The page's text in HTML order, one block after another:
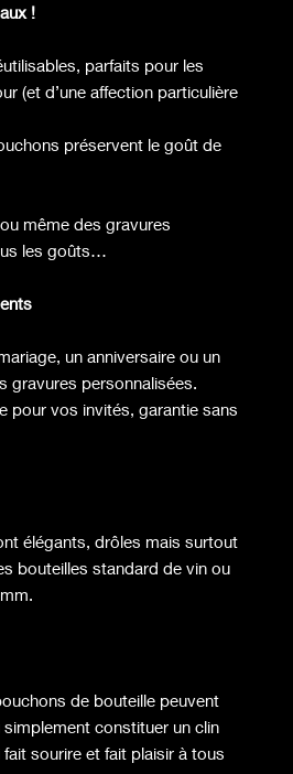
!
parfaits pour les
(et d’une affection particulière
préservent le goût de
même des gravures
les goûts…
un anniversaire ou un
gravures personnalisées.
pour vos invités, garantie sans
élégants, drôles mais surtout
bouteilles standard de vin ou
de bouteille peuvent
constituer un clin
sourire et fait plaisir à tous